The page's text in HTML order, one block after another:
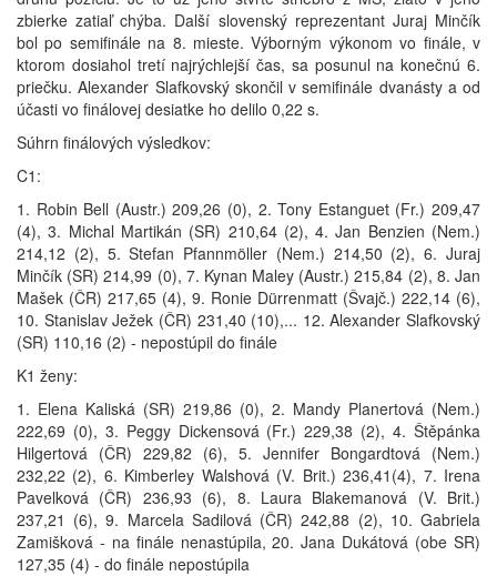
zbierke zatiaľ chýba. Další slovenský reprezentant Juraj Minčík
bol po semifinále na 8. mieste. Výborným výkonom vo finále, v
ktorom dosiahol tretí najrýchlejší čas, sa posunul na konečnú 6.
priečku. Alexander Slafkovský skončil v semifinále dvanásty a od
účasti vo finálovej desiatke ho delilo 0,22 s.
Súhrn finálových výsledkov:
C1:
1. Robin Bell (Austr.) 209,26 (0), 2. Tony Estanguet (Fr.) 209,47
(4), 3. Michal Martikán (SR) 210,64 (2), 4. Jan Benzien (Nem.)
214,12 (2), 5. Stefan Pfannmöller (Nem.) 214,50 (2), 6. Juraj
Minčík (SR) 214,99 (0), 7. Kynan Maley (Austr.) 215,84 (2), 8. Jan
Mašek (ČR) 217,65 (4), 9. Ronie Dürrenmatt (Švajč.) 222,14 (6),
10. Stanislav Ježek (ČR) 231,40 (10),... 12. Alexander Slafkovský
(SR) 110,16 (2) - nepostúpil do finále
K1 ženy:
1. Elena Kaliská (SR) 219,86 (0), 2. Mandy Planertová (Nem.)
222,69 (0), 3. Peggy Dickensová (Fr.) 229,38 (2), 4. Štěpánka
Hilgertová (ČR) 229,82 (6), 5. Jennifer Bongardtová (Nem.)
232,22 (2), 6. Kimberley Walshová (V. Brit.) 236,41(4), 7. Irena
Pavelková (ČR) 236,93 (6), 8. Laura Blakemanová (V. Brit.)
237,21 (6), 9. Marcela Sadilová (ČR) 242,88 (2), 10. Gabriela
Zamišková - na finále nenastúpila, 20. Jana Dukátová (obe SR)
127,35 (4) - do finále nepostúpila